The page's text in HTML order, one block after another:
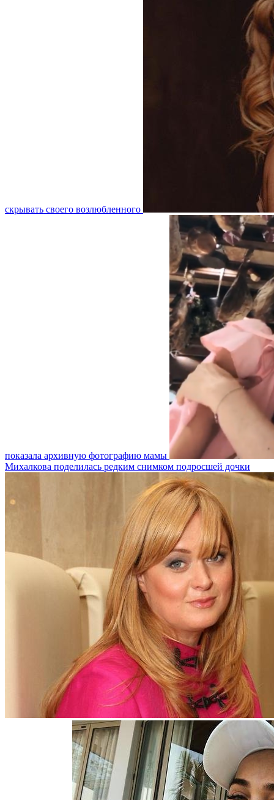
скрывать своего возлюбленного
показала архивную фотографию мамы
Михалкова поделилась редким снимком подросшей дочки